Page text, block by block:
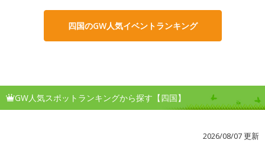
四国のGW人気イベントランキング
GW人気スポットランキングから探す【四国】
2026/08/07 更新